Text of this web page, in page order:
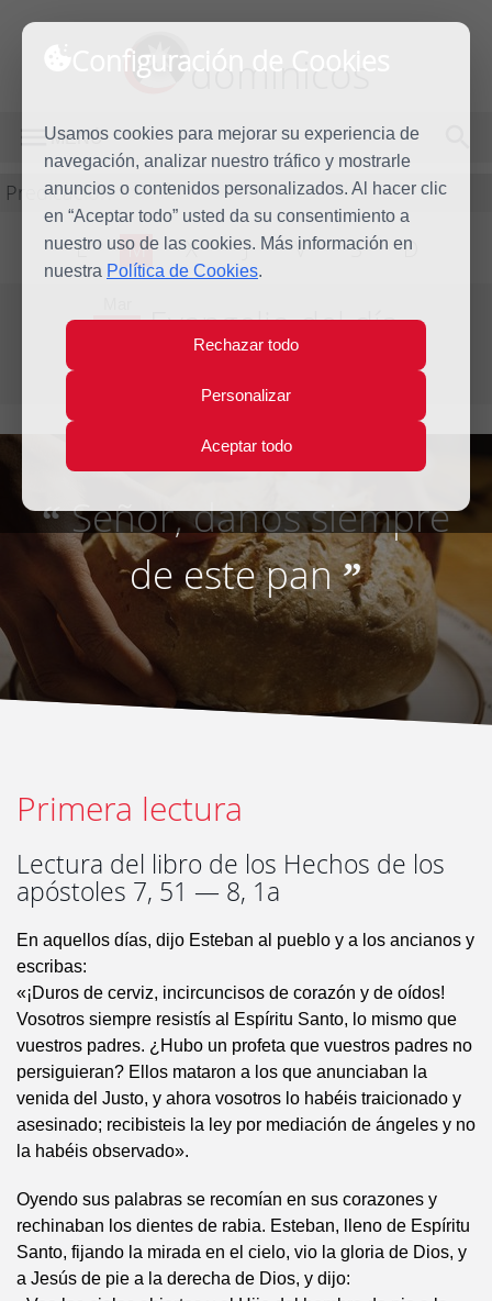
Configuración de Cookies
Usamos cookies para mejorar su experiencia de
navegación, analizar nuestro tráfico y mostrarle
anuncios o contenidos personalizados. Al hacer clic
en “Aceptar todo” usted da su consentimiento a
nuestro uso de las cookies. Más información en
nuestra Política de Cookies.
Rechazar todo
Personalizar
Aceptar todo
dominicos
MENÚ
Predicación
L M X J V S D
6 Evangelio del día
“Señor, danos siempre
de este pan”
Primera lectura
Lectura del libro de los Hechos de los
apóstoles 7, 51 — 8, 1a
En aquellos días, dijo Esteban al pueblo y a los ancianos y
escribas:
«¡Duros de cerviz, incircuncisos de corazón y de oídos!
Vosotros siempre resistís al Espíritu Santo, lo mismo que
vuestros padres. ¿Hubo un profeta que vuestros padres no
persiguieran? Ellos mataron a los que anunciaban la
venida del Justo, y ahora vosotros lo habéis traicionado y
asesinado; recibisteis la ley por mediación de ángeles y no
la habéis observado».
Oyendo sus palabras se recomían en sus corazones y
rechinaban los dientes de rabia. Esteban, lleno de Espíritu
Santo, fijando la mirada en el cielo, vio la gloria de Dios, y
a Jesús de pie a la derecha de Dios, y dijo: